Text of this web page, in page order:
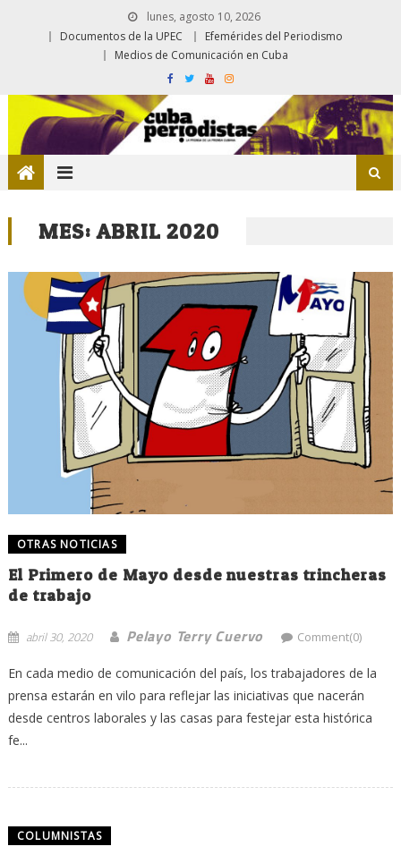
lunes, agosto 10, 2026
Documentos de la UPEC
Efemérides del Periodismo
Medios de Comunicación en Cuba
MES:ABRIL 2020
OTRAS NOTICIAS
El Primero de Mayo desde nuestras trincheras
de trabajo
abril 30, 2020 Pelayo Terry Cuervo Comment(0)
En cada medio de comunicación del país, los trabajadores de la
prensa estarán en vilo para reflejar las iniciativas que nacerán
desde centros laborales y las casas para festejar esta histórica
fe...
COLUMNISTAS